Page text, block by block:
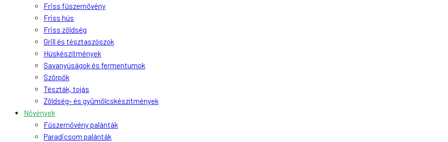
Friss fűszernövény
Friss hús
Friss zöldség
Grill és tésztaszószok
Húskészítmények
Savanyúságok és fermentumok
Szörpök
Tészták, tojás
Zöldség- és gyümölcskészítmények
Növények
Fűszernövény palánták
Paradicsom palánták